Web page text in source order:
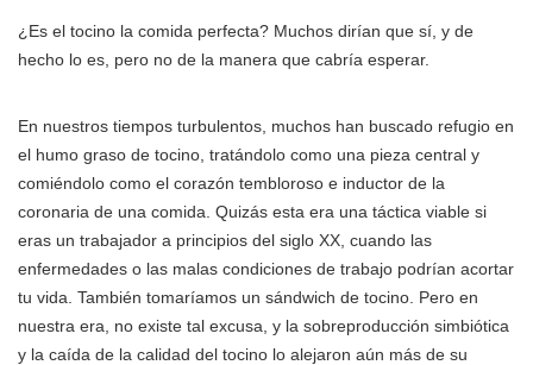
¿Es el tocino la comida perfecta? Muchos dirían que sí, y de
hecho lo es, pero no de la manera que cabría esperar.
En nuestros tiempos turbulentos, muchos han buscado refugio en
el humo graso de tocino, tratándolo como una pieza central y
comiéndolo como el corazón tembloroso e inductor de la
coronaria de una comida. Quizás esta era una táctica viable si
eras un trabajador a principios del siglo XX, cuando las
enfermedades o las malas condiciones de trabajo podrían acortar
tu vida. También tomaríamos un sándwich de tocino. Pero en
nuestra era, no existe tal excusa, y la sobreproducción simbiótica
y la caída de la calidad del tocino lo alejaron aún más de su